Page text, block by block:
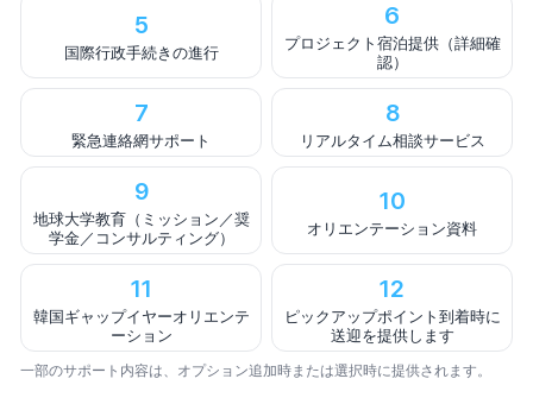
5
国際行政手続きの進行
6
プロジェクト宿泊提供（詳細確
認）
7
緊急連絡網サポート
8
リアルタイム相談サービス
9
地球大学教育（ミッション／奨
学金／コンサルティング）
10
オリエンテーション資料
11
韓国ギャップイヤーオリエンテ
ーション
12
ピックアップポイント到着時に
送迎を提供します
一部のサポート内容は、オプション追加時または選択時に提供されます。